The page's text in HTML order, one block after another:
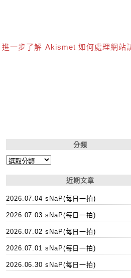
進一步了解 Akismet 如何處理網站
分類
分
近期文章
2026.07.04 sNaP(每日一拍)
2026.07.03 sNaP(每日一拍)
2026.07.02 sNaP(每日一拍)
2026.07.01 sNaP(每日一拍)
2026.06.30 sNaP(每日一拍)